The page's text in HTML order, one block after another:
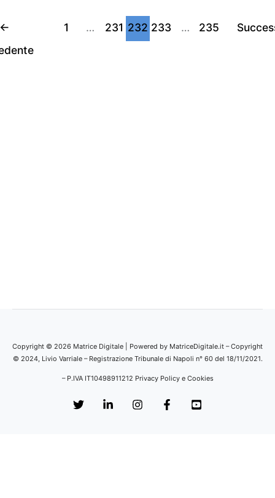
1 … 231 232 233 … 235
Copyright © 2026 Matrice Digitale | Powered by MatriceDigitale.it – Copyright
© 2024, Livio Varriale – Registrazione Tribunale di Napoli n° 60 del 18/11/2021.
– P.IVA IT10498911212 Privacy Policy e Cookies